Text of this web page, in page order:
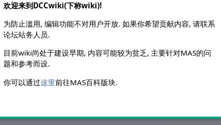
欢迎来到DCCwiki(下称wiki)!
为防止滥用, 编辑功能不对用户开放. 如果你希望贡献内容, 请联系
论坛站务人员.
目前wiki尚处于建设早期, 内容可能较为贫乏, 主要针对MAS的问
题和参考而设.
你可以通过这里前往MAS百科版块.